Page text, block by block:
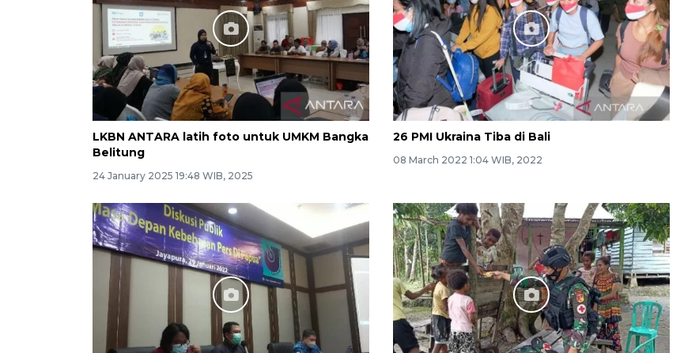
LKBN ANTARA latih foto untuk UMKM Bangka
Belitung
24 January 2025 19:48 WIB, 2025
26 PMI Ukraina Tiba di Bali
08 March 2022 1:04 WIB, 2022